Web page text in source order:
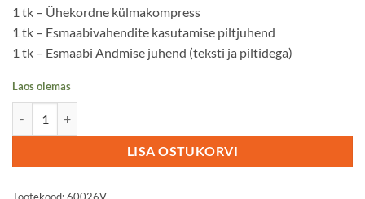
1 tk – Ühekordne külmakompress
1 tk – Esmaabivahendite kasutamise piltjuhend
1 tk – Esmaabi Andmise juhend (teksti ja piltidega)
Laos olemas
LISA OSTUKORVI